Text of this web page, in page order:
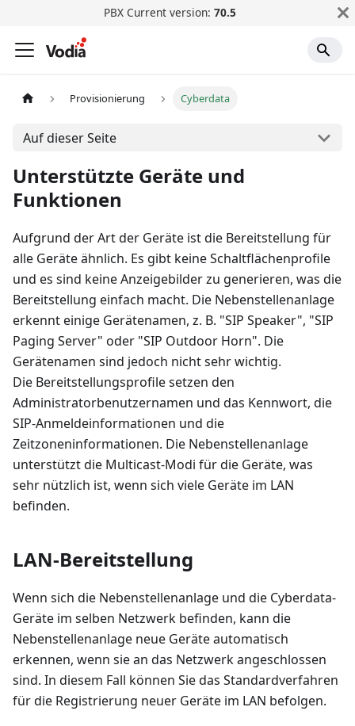
PBX Current version: 70.5
Provisionierung Cyberdata
Auf dieser Seite
Unterstützte Geräte und
Funktionen
Aufgrund der Art der Geräte ist die Bereitstellung für
alle Geräte ähnlich. Es gibt keine Schaltflächenprofile
und es sind keine Anzeigebilder zu generieren, was die
Bereitstellung einfach macht. Die Nebenstellenanlage
erkennt einige Gerätenamen, z. B. "SIP Speaker", "SIP
Paging Server" oder "SIP Outdoor Horn". Die
Gerätenamen sind jedoch nicht sehr wichtig.
Die Bereitstellungsprofile setzen den
Administratorbenutzernamen und das Kennwort, die
SIP-Anmeldeinformationen und die
Zeitzoneninformationen. Die Nebenstellenanlage
unterstützt die Multicast-Modi für die Geräte, was
sehr nützlich ist, wenn sich viele Geräte im LAN
befinden.
LAN-Bereitstellung
Wenn sich die Nebenstellenanlage und die Cyberdata-
Geräte im selben Netzwerk befinden, kann die
Nebenstellenanlage neue Geräte automatisch
erkennen, wenn sie an das Netzwerk angeschlossen
sind. In diesem Fall können Sie das Standardverfahren
für die Registrierung neuer Geräte im LAN befolgen.